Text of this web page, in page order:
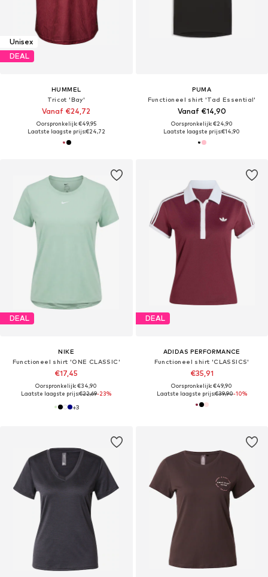
Unisex
DEAL
HUMMEL
Tricot 'Bay'
Vanaf €24,72
Oorspronkelijk: €49,95
Laatste laagste prijs:€24,72
PUMA
Functioneel shirt 'Tad Essential'
Vanaf €14,90
Oorspronkelijk: €24,90
Laatste laagste prijs:€14,90
DEAL
NIKE
Functioneel shirt 'ONE CLASSIC'
€17,45
Oorspronkelijk: €34,90
Laatste laagste prijs:€22,69-23%
+3
DEAL
ADIDAS PERFORMANCE
Functioneel shirt 'CLASSICS'
€35,91
Oorspronkelijk: €49,90
Laatste laagste prijs:€39,90-10%